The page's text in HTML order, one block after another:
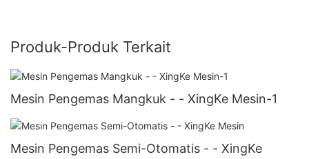
Produk-Produk Terkait
Mesin Pengemas Mangkuk - - XingKe Mesin-1
Mesin Pengemas Semi-Otomatis - - XingKe